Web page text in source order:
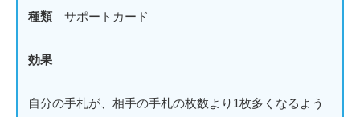
種類 サポートカード
効果
自分の手札が、相手の手札の枚数より1枚多くなるよう